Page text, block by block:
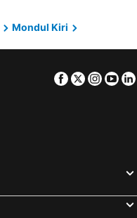
Mondul Kiri
Facebook
Twitter